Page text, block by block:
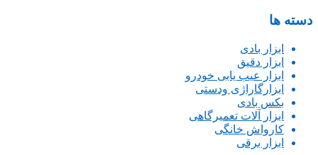
دسته ها
ابزار بادی
ابزار دقیق
ابزار عیب یابی خودرو
ابزارگاراژی ودستی
بکس بادی
ابزار آلات تعمیرگاهی
کارواش خانگی
ابزار برقی